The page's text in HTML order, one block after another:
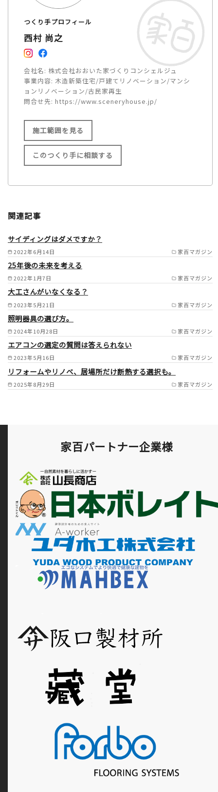
つくり手プロフィール
西村 尚之
会社名: 株式会社おおいた家づくりコンシェルジュ
事業内容: 木造新築住宅/戸建てリノベーション/マンシ
ョンリノベーション/古民家再生
問合せ先: https://www.sceneryhouse.jp/
施工範囲を見る
施工範囲
田市／佐伯市／臼杵市／津久見
市／竹田市／豊後高田市／杵築
市／宇佐市／豊後大野市／速見
郡日出町／玖珠郡九重町／玖珠
郡玖珠町） /
このつくり手に相談する
関連記事
2022年6月14日 家百マガジン
サイディングはダメですか？
2022年1月7日 家百マガジン
25年後の未来を考える
2023年5月21日 家百マガジン
大工さんがいなくなる？
2024年10月28日 家百マガジン
照明器具の選び方。
2023年5月16日 家百マガジン
エアコンの選定の質問は答えられない
2025年8月29日 家百マガジン
リフォームやリノベ、居場所だけ断熱する選択も。
家百パートナー企業様